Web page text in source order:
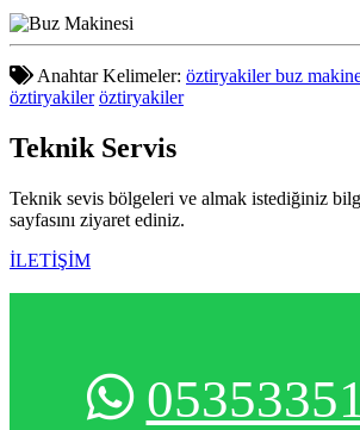
Anahtar Kelimeler: öztiryakiler buz
öztiryakiler öztiryakiler
Teknik Servis
Teknik sevis bölgeleri ve almak istediğiniz
sayfasını ziyaret ediniz.
İLETİŞİM